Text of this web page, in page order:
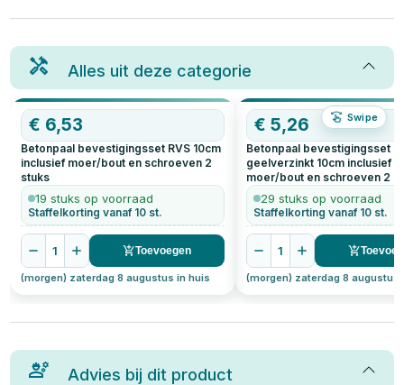
Alles uit deze categorie
Swipe
€ 6,53
Betonpaal bevestigingsset RVS 10cm
inclusief moer/bout en schroeven 2
stuks
19 stuks op voorraad
Staffelkorting vanaf 10 st.
1 Toevoegen
(morgen) zaterdag 8 augustus in huis
€5,26
Betonpaal bevestigingsset
geelverzinkt 10cm inclusief
moer/bout en schroeven 2
29 stuks op voorraad
Staffelkorting vanaf 10 st.
1
(morgen) zaterdag 8 augustus
Advies bij dit product